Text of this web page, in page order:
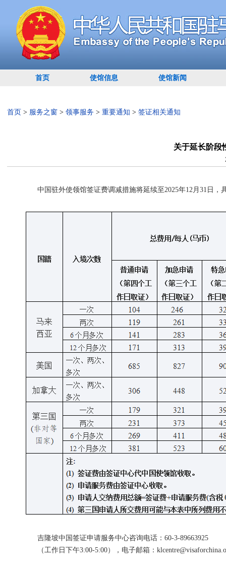
首页 使馆信息 使馆新闻
首页 > 服务之窗> 领事服务 > 重要通知 > 签证相关通知
关于延长阶段
中国驻外使领馆签证费调减措施将延续至2025年12月31日，
吉隆坡中国签证申请服务中心咨询电话：60-3-89663925
（工作日下午3:00-5:00），电子邮箱：